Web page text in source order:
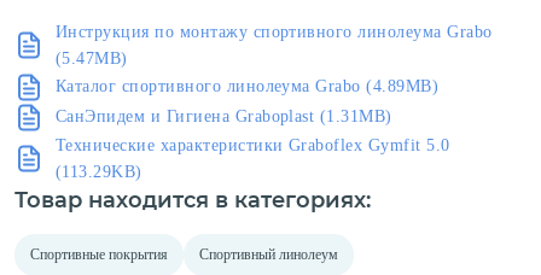
Инструкция по монтажу спортивного линолеума Grabo
(5.47MB)
Каталог спортивного линолеума Grabo (4.89MB)
СанЭпидем и Гигиена Graboplast (1.31MB)
Технические характеристики Graboflex Gymfit 5.0
(113.29KB)
Товар находится в категориях:
Спортивные покрытия Спортивный линолеум